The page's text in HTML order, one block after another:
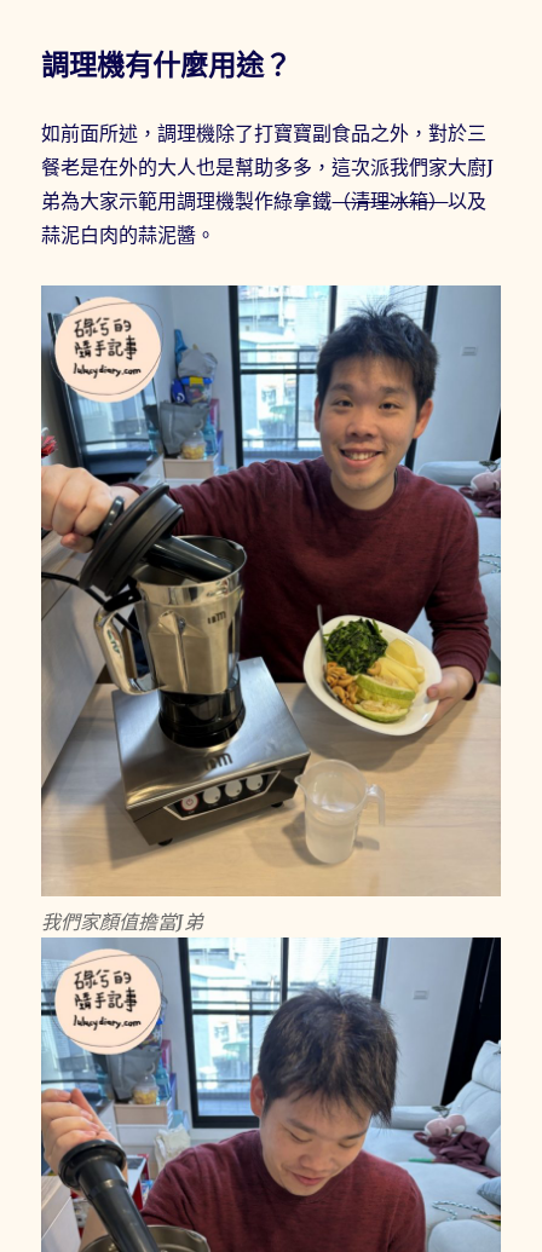
調理機有什麼用途？
如前面所述，調理機除了打寶寶副食品之外，對於三
餐老是在外的大人也是幫助多多，這次派我們家大廚J
弟為大家示範用調理機製作綠拿鐵（清理冰箱）以及
蒜泥白肉的蒜泥醬。
我們家顏值擔當J弟